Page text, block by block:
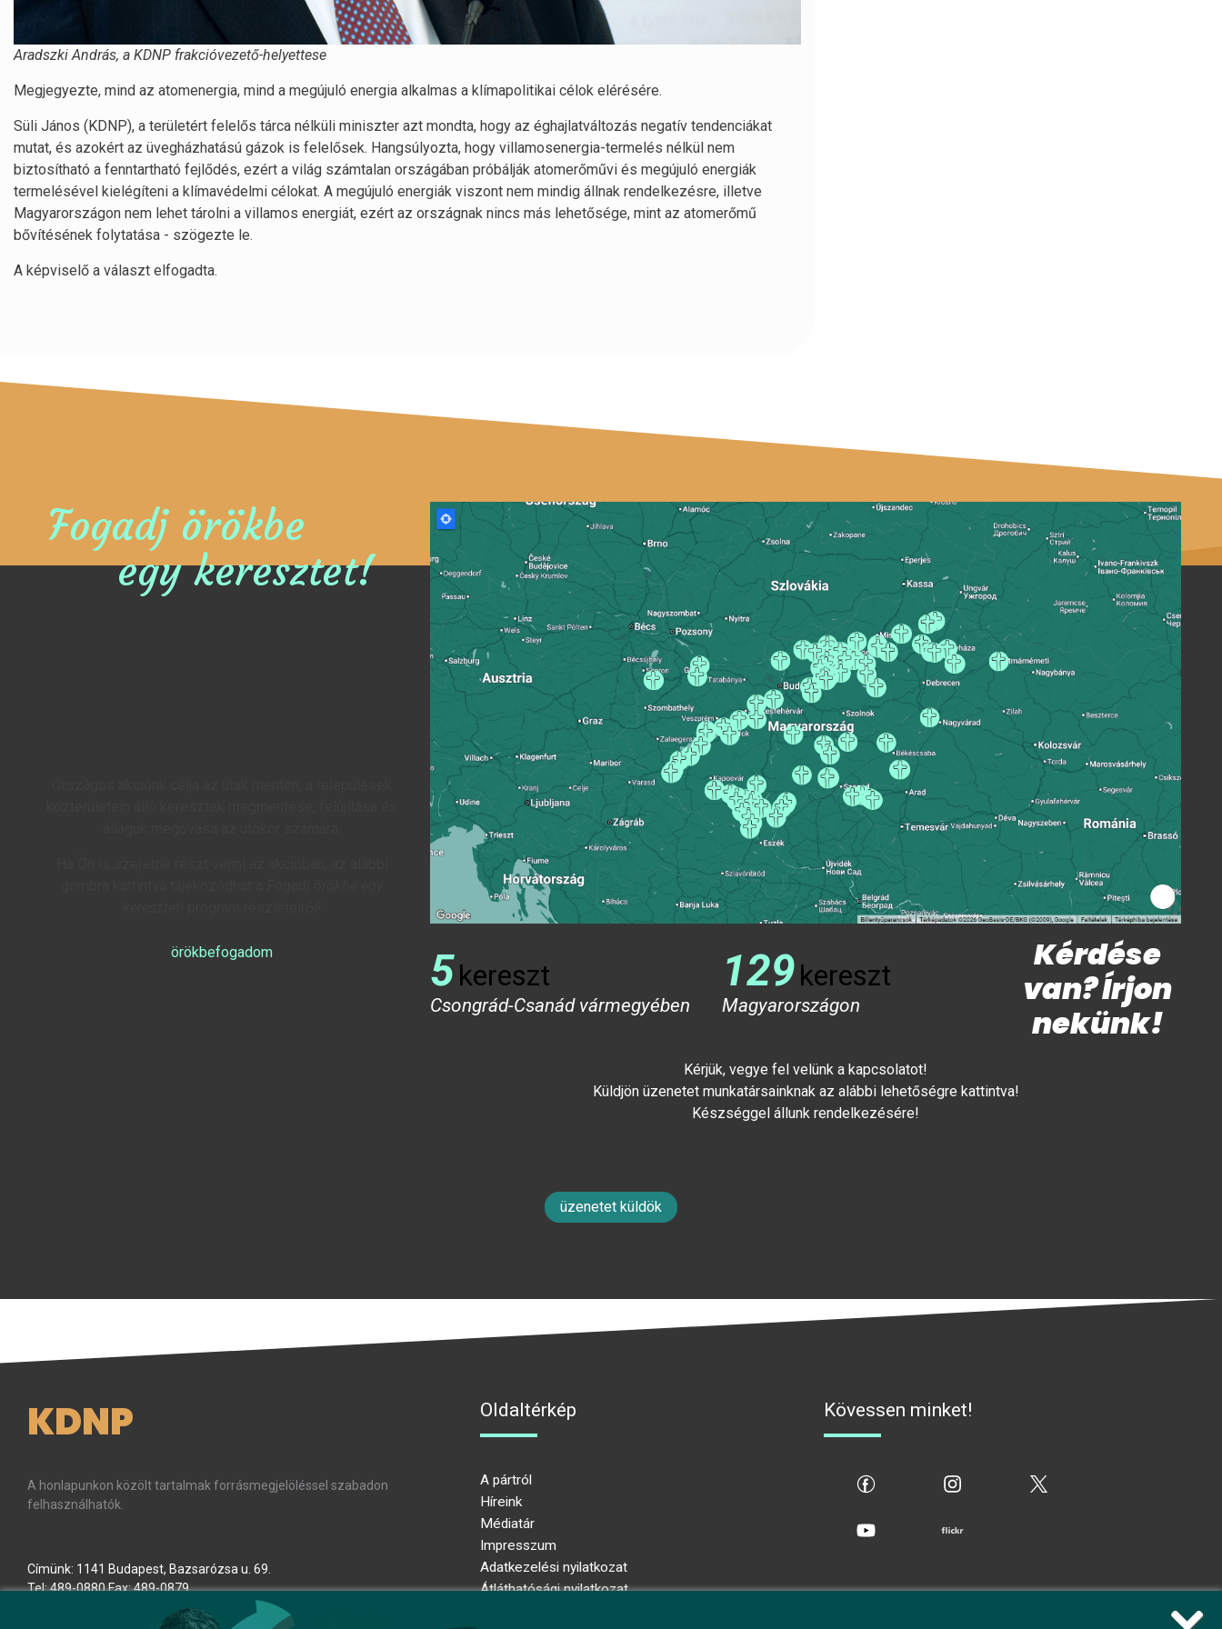
Aradszki András, a KDNP frakcióvezető-helyettese
Megjegyezte, mind az atomenergia, mind a megújuló energia alkalmas a klímapolitikai célok elérésére.
Süli János (KDNP), a területért felelős tárca nélküli miniszter azt mondta, hogy az éghajlatváltozás negatív tendenciákat
mutat, és azokért az üvegházhatású gázok is felelősek. Hangsúlyozta, hogy villamosenergia-termelés nélkül nem
biztosítható a fenntartható fejlődés, ezért a világ számtalan országában próbálják atomerőművi és megújuló energiák
termelésével kielégíteni a klímavédelmi célokat. A megújuló energiák viszont nem mindig állnak rendelkezésre, illetve
Magyarországon nem lehet tárolni a villamos energiát, ezért az országnak nincs más lehetősége, mint az atomerőmű
bővítésének folytatása - szögezte le.
A képviselő a választ elfogadta.
Fogadj örökbe
egy keresztet!
örökbefogadom 5kereszt
Csongrád-Csanád vármegyében
129kereszt
Magyarországon
Kérdése
van? Írjon
nekünk!
Kérjük, vegye fel velünk a kapcsolatot!
Küldjön üzenetet munkatársainknak az alábbi lehetőségre kattintva!
Készséggel állunk rendelkezésére!
üzenetet küldök
KDNP
A honlapunkon közölt tartalmak forrásmegjelöléssel szabadon
felhasználhatók.
Címünk: 1141 Budapest, Bazsarózsa u. 69.
Tel: 489-0880 Fax: 489-0879
hu(kdnp[at]kdnp[dot]hu)
Oldaltérkép
A pártról
Híreink
Médiatár
Impresszum
Adatkezelési nyilatkozat
Átláthatósági nyilatkozat
Kövessen minket!
flickr